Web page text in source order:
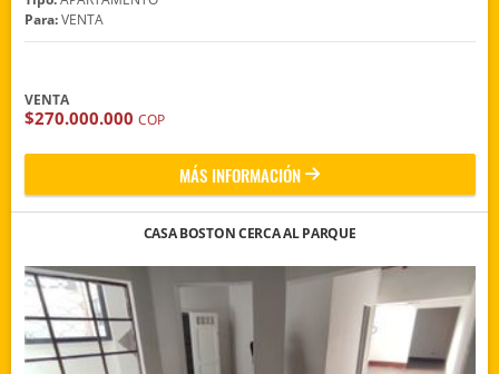
Para:VENTA
VENTA
$270.000.000 COP
MÁS INFORMACIÓN
CASA BOSTON CERCA AL PARQUE